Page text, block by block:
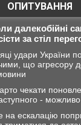
ОПИТУВАННЯ
далекобійні
за стіл
удари України
що агресору
чекати
-
на ескалацію